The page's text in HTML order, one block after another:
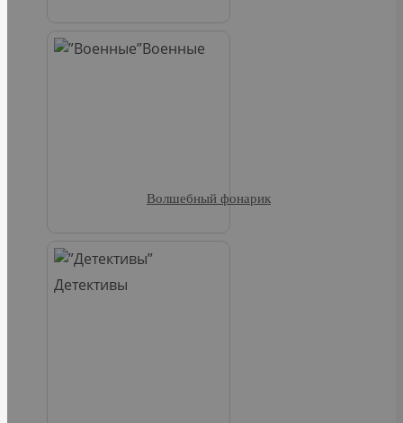
Военные
Детективы
Волшебный фонарик